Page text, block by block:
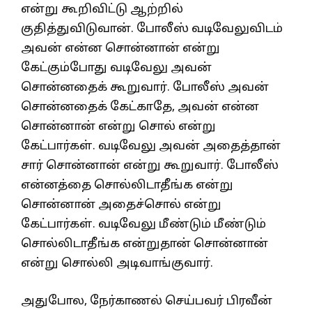
என்று கூறிவிட்டு ஆற்றில்
குதித்துவிடுவான். போலீஸ் வடிவேலுவிடம்
அவன் என்ன சொன்னான் என்று
கேட்கும்போது வடிவேலு அவன்
சொன்னதைக் கூறுவார். போலீஸ் அவன்
சொன்னதைக் கேட்காதே, அவன் என்ன
சொன்னான் என்று சொல் என்று
கேட்பார்கள். வடிவேலு அவன் அதைத்தான்
சார் சொன்னான் என்று கூறுவார். போலீஸ்
என்னத்தை சொல்லிடாதீங்க என்று
சொன்னான் அதைச்சொல் என்று
கேட்பார்கள். வடிவேலு மீண்டும் மீண்டும்
சொல்லிடாதீங்க என்றுதான் சொன்னான்
என்று சொல்லி அடிவாங்குவார்.
அதுபோல, நேர்காணல் செய்பவர் பிரவீன்